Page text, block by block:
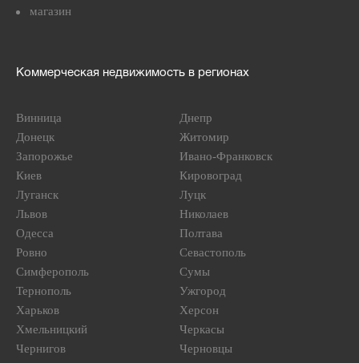
магазин
Коммерческая недвижимость в регионах
Винница
Днепр
Донецк
Житомир
Запорожье
Ивано-Франковск
Киев
Кировоград
Луганск
Луцк
Львов
Николаев
Одесса
Полтава
Ровно
Севастополь
Симферополь
Сумы
Тернополь
Ужгород
Харьков
Херсон
Хмельницкий
Черкасы
Чернигов
Черновцы